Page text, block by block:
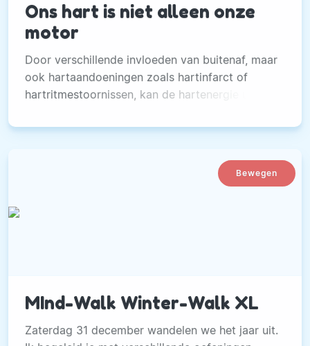
Ons hart is niet alleen onze
motor
Door verschillende invloeden van buitenaf, maar
ook hartaandoeningen zoals hartinfarct of
hartritmestoornissen, kan de hartenergie uit
Bewegen
MInd-Walk Winter-Walk XL
Zaterdag 31 december wandelen we het jaar uit.